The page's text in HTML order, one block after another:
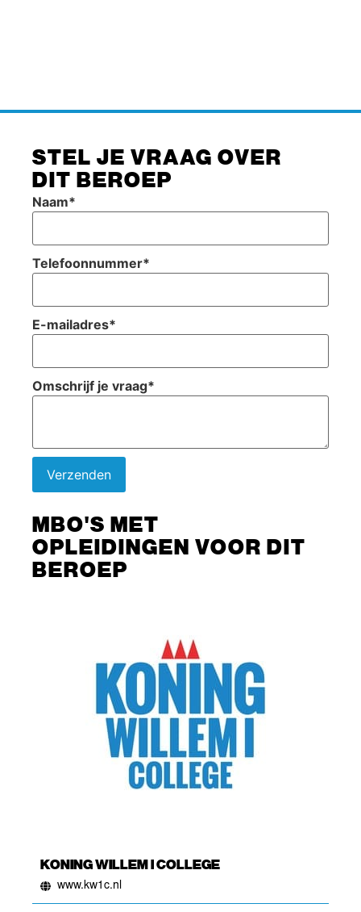
STEL JE VRAAG OVER
DIT BEROEP
Naam*
Telefoonnummer*
E-mailadres*
Omschrijf je vraag*
Verzenden
MBO'S MET
OPLEIDINGEN VOOR DIT
BEROEP
KONING WILLEM I COLLEGE
www.kw1c.nl